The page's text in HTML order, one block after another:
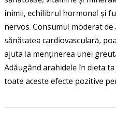
inimii, echilibrul hormonal și
nervos. Consumul moderat
sănătatea cardiovasculară,
ajuta la menținerea unei
Adăugând arahidele în dieta
toate aceste efecte pozitive